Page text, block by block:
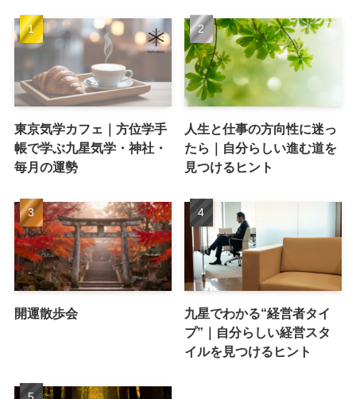
東京気学カフェ｜方位学手
帳で学ぶ九星気学・神社・
毎月の運勢
人生と仕事の方向性に迷っ
たら｜自分らしい進む道を
見つけるヒント
開運散歩会
九星でわかる“経営者タイ
プ”｜自分らしい経営スタ
イルを見つけるヒント